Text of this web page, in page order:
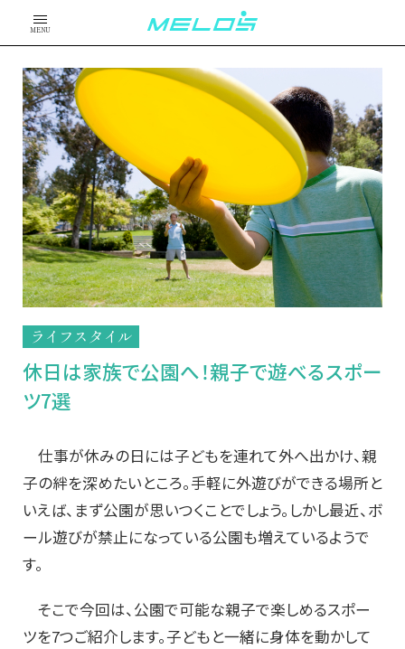
MENU
ライフスタイル
休日は家族で公園へ！親子で遊べるスポー
ツ7選
仕事が休みの日には子どもを連れて外へ出かけ、親
子の絆を深めたいところ。手軽に外遊びができる場所と
いえば、まず公園が思いつくことでしょう。しかし最近、ボ
ール遊びが禁止になっている公園も増えているようで
す。
そこで今回は、公園で可能な親子で楽しめるスポー
ツを7つご紹介します。子どもと一緒に身体を動かして